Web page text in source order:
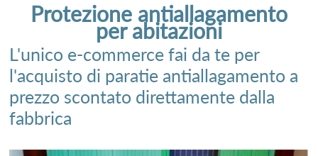
Protezione antiallagamento
per abitazioni
L'unico e-commerce fai da te per
l'acquisto di paratie antiallagamento a
prezzo scontato direttamente dalla
fabbrica